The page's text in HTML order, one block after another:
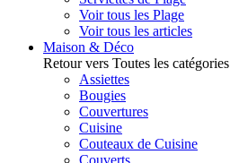
Voir tous les Plage
Voir tous les articles
Maison & Déco
Retour vers Toutes les catégories
Assiettes
Bougies
Couvertures
Cuisine
Couteaux de Cuisine
Couverts